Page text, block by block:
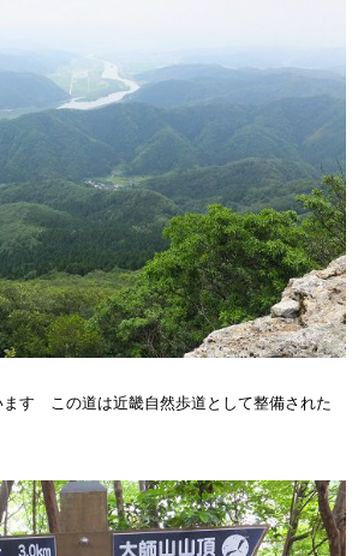
ます この道は近畿自然歩道として整備された